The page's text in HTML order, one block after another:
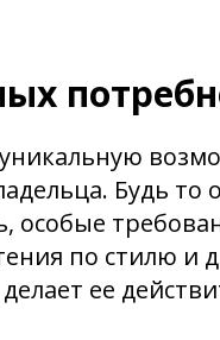
Будь
особые
по стилю и
ее